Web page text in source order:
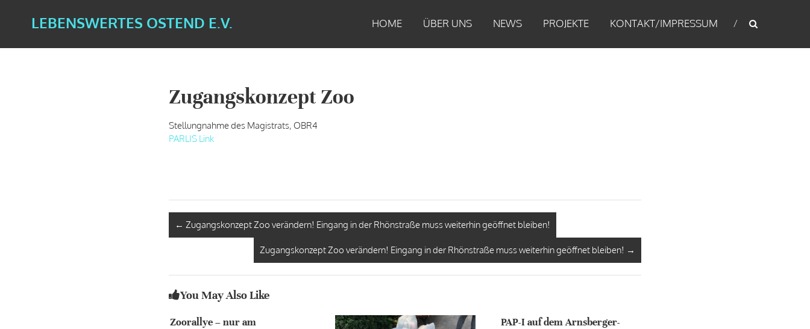
LEBENSWERTES OSTEND E.V. HOME ÜBER UNS NEWS PROJEKTE KONTAKT/IMPRESSUM
Zugangskonzept Zoo
Stellungnahme des Magistrats, OBR4
PARLIS Link
← Zugangskonzept Zoo verändern! Eingang in der Rhönstraße muss weiterhin geöffnet bleiben!
Zugangskonzept Zoo verändern! Eingang in der Rhönstraße muss weiterhin geöffnet bleiben! →
You May Also Like
Zoorallye – nur am
PAP-I auf dem Arnsberger-